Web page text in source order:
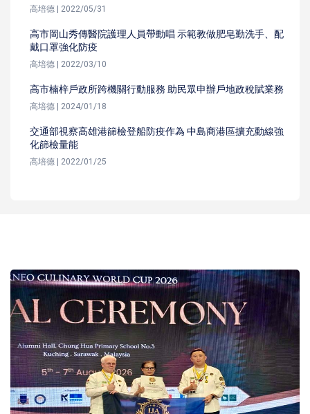
高培德 | 2022/05/31
高市岡山秀傳醫院護理人員帶動唱 示範教做肥皂勤洗手、配
戴口罩強化防疫
高培德 | 2022/03/10
高市楠梓戶政所跨機關行動服務 助民眾申辦戶地政稅賦業務
高培德 | 2024/01/18
交通部視察高雄港篩檢登船防疫作為 中島商港區擴充動線強
化篩檢量能
高培德 | 2022/01/25